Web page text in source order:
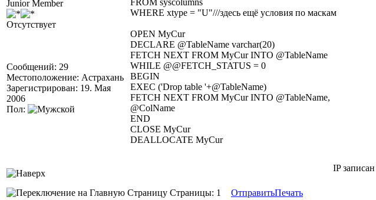
Junior Member
Отсутствует
Сообщений: 29
Местоположение: Астрахань
Зарегистрирован: 19. Мая
2006
Пол:
FROM syscolumns
WHERE xtype = "U"///здесь ещё условия по маскам
OPEN MyCur
DECLARE @TableName varchar(20)
FETCH NEXT FROM MyCur INTO @TableName
WHILE @@FETCH_STATUS = 0
BEGIN
EXEC ('Drop table '+@TableName)
FETCH NEXT FROM MyCur INTO @TableName,
@ColName
END
CLOSE MyCur
DEALLOCATE MyCur
IP записан
Страницы: 1 ОтправитьПечать